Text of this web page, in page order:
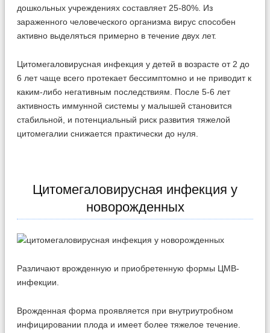
дошкольных учреждениях составляет 25-80%. Из
зараженного человеческого организма вирус способен
активно выделяться примерно в течение двух лет.
Цитомегаловирусная инфекция у детей в возрасте от 2 до
6 лет чаще всего протекает бессимптомно и не приводит к
каким-либо негативным последствиям. После 5-6 лет
активность иммунной системы у малышей становится
стабильной, и потенциальный риск развития тяжелой
цитомегалии снижается практически до нуля.
Цитомегаловирусная инфекция у
новорожденных
Различают врожденную и приобретенную формы ЦМВ-
инфекции.
Врожденная форма проявляется при внутриутробном
инфицировании плода и имеет более тяжелое течение.